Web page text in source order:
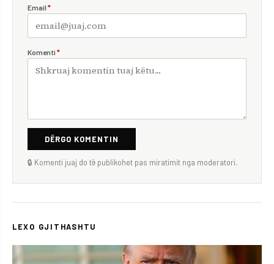
Email *
Komenti *
DËRGO KOMENTIN
🔒 Komenti juaj do të publikohet pas miratimit nga moderatori.
LEXO GJITHASHTU